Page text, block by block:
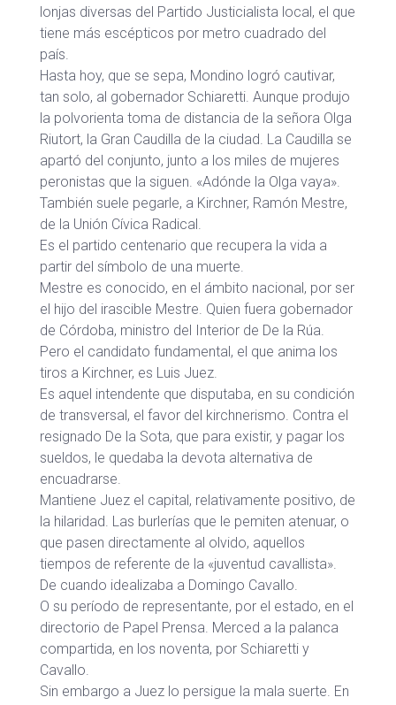
lonjas diversas del Partido Justicialista local, el que
tiene más escépticos por metro cuadrado del
país.
Hasta hoy, que se sepa, Mondino logró cautivar,
tan solo, al gobernador Schiaretti. Aunque produjo
la polvorienta toma de distancia de la señora Olga
Riutort, la Gran Caudilla de la ciudad. La Caudilla se
apartó del conjunto, junto a los miles de mujeres
peronistas que la siguen. «Adónde la Olga vaya».
También suele pegarle, a Kirchner, Ramón Mestre,
de la Unión Cívica Radical.
Es el partido centenario que recupera la vida a
partir del símbolo de una muerte.
Mestre es conocido, en el ámbito nacional, por ser
el hijo del irascible Mestre. Quien fuera gobernador
de Córdoba, ministro del Interior de De la Rúa.
Pero el candidato fundamental, el que anima los
tiros a Kirchner, es Luis Juez.
Es aquel intendente que disputaba, en su condición
de transversal, el favor del kirchnerismo. Contra el
resignado De la Sota, que para existir, y pagar los
sueldos, le quedaba la devota alternativa de
encuadrarse.
Mantiene Juez el capital, relativamente positivo, de
la hilaridad. Las burlerías que le pemiten atenuar, o
que pasen directamente al olvido, aquellos
tiempos de referente de la «juventud cavallista».
De cuando idealizaba a Domingo Cavallo.
O su período de representante, por el estado, en el
directorio de Papel Prensa. Merced a la palanca
compartida, en los noventa, por Schiaretti y
Cavallo.
Sin embargo a Juez lo persigue la mala suerte. En